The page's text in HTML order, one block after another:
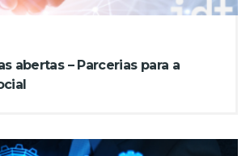
abertas – Parcerias para a